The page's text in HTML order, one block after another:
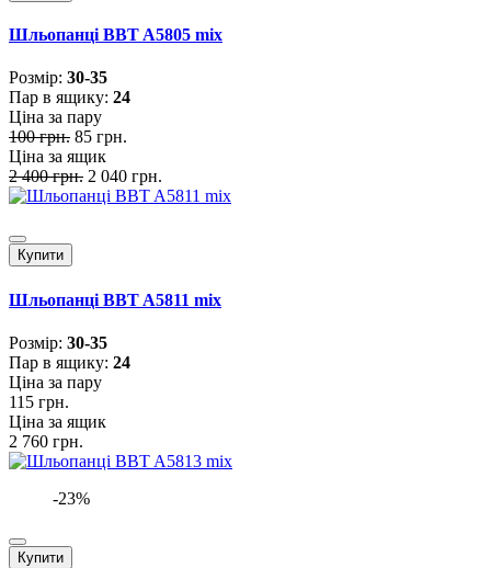
Шльопанці BBT A5805 mix
Розмiр: 30-35
Пар в ящику: 24
Ціна за пару
100 грн. 85 грн.
Ціна за ящик
2 400 грн. 2 040 грн.
Купити
Шльопанці BBT A5811 mix
Розмiр: 30-35
Пар в ящику: 24
Ціна за пару
115 грн.
Ціна за ящик
2 760 грн.
-23%
Купити